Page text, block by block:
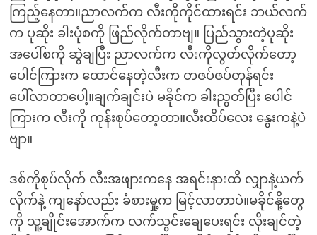
ကြည့်နေတာ။ညာလက်က လီးကိုကိုင်ထားရင်း ဘယ်လက်
က ပုဆိုး ခါးပုံစကို ဖြည်လိုက်တာဗျ။ ပြည်သွားတဲ့ပုဆိုး
အပေါ်စကို ဆွဲချပြီး ညာလက်က လီးကိုလွတ်လိုက်တော့
ပေါင်ကြားက ထောင်နေတဲ့လီးက တဇပ်ဇပ်တုန်ရင်း
ပေါ်လာတာပေါ့။ချက်ချင်းပဲ မခိုင်က ခါးညွတ်ပြီး ပေါင်
ကြားက လီးကို ကုန်းစုပ်တော့တာ။လီးထိပ်လေး နွေးကနဲ့ပဲ
ဗျာ။
ဒစ်ကိုစုပ်လိုက် လီးအဖျားကနေ အရင်းနားထိ လျှာနဲ့ယက်
လိုက်နဲ့ ကျနော်လည်း ခံစားမှု့က မြင့်လာတာပဲ။မခိုင်နို့တွေ
ကို သူ့ချိုင်းအောက်က လက်သွင်းချေပေးရင်း လိုးချင်တဲ့